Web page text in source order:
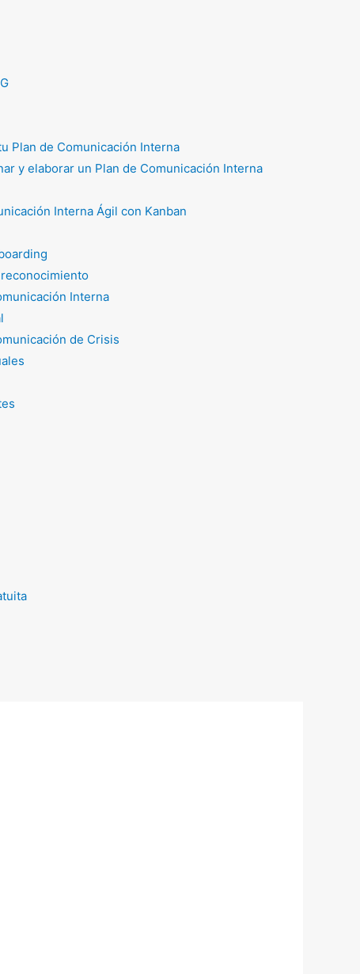
Plan de Comunicación Interna
y elaborar un Plan de Comunicación Interna
Interna Ágil con Kanban
Interna
de Crisis